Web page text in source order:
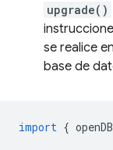
upgrade()
se realice
base de
import { openDB